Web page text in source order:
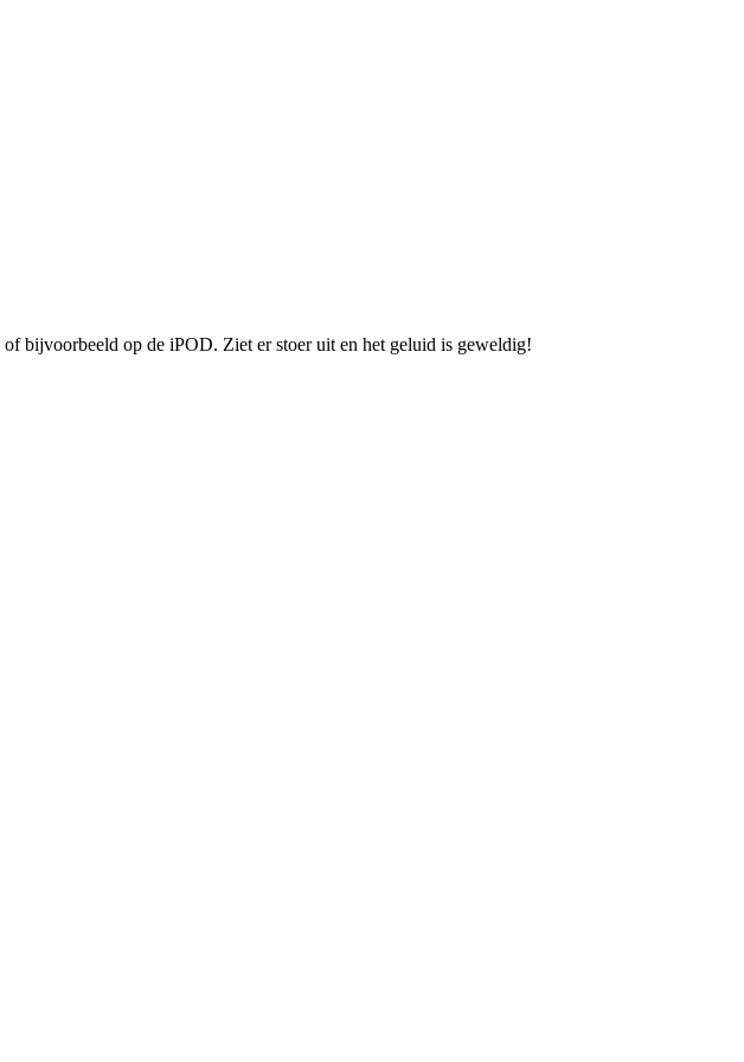
bijvoorbeeld op de iPOD. Ziet er stoer uit en het geluid is geweldig!